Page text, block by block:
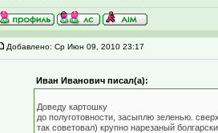
Добавлено: Ср Июн 09, 2010 23:17
Иван Иванович писал(а):
Доведу картошку
до полуготовности, засыплю зеленью.
так советовал) крупно нарезаный